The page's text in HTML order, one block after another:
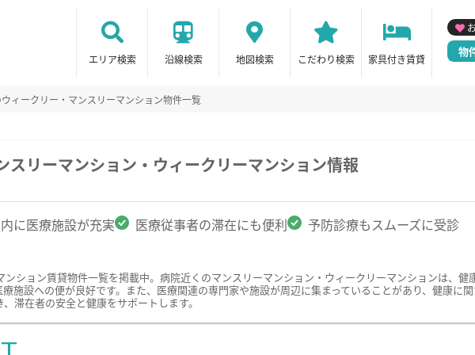
エリア検索 沿線検索 地図検索 こだわり検索 家具付き賃貸
物
ィークリー・マンスリーマンション物件一覧
スリーマンション・ウィークリーマンション情報
に医療施設が充実 医療従事者の滞在にも便利 予防診療もスムーズに受診
ション賃貸物件一覧を掲載中。病院近くのマンスリーマンション・ウィークリーマンションは、健
施設への便が良好です。また、医療関連の専門家や施設が周辺に集まっていることがあり、健康に
滞在者の安全と健康をサポートします。